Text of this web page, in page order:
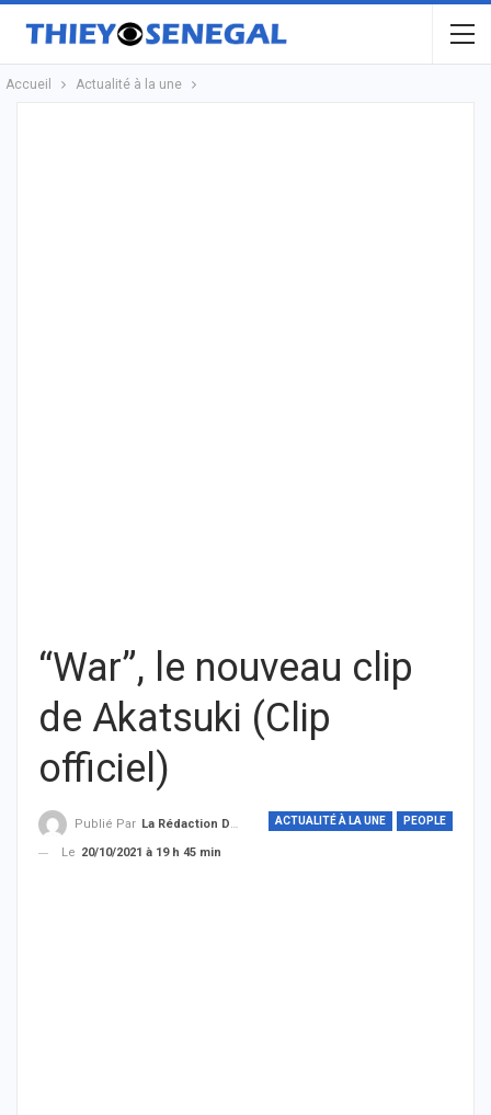
Accueil Actualité à la une
“War”, le nouveau clip
de Akatsuki (Clip
officiel)
ACTUALITÉ À LA UNE PEOPLE
Publié Par La Rédaction De THIEYSENEGAL.com
Le 20/10/2021 à 19 h 45 min